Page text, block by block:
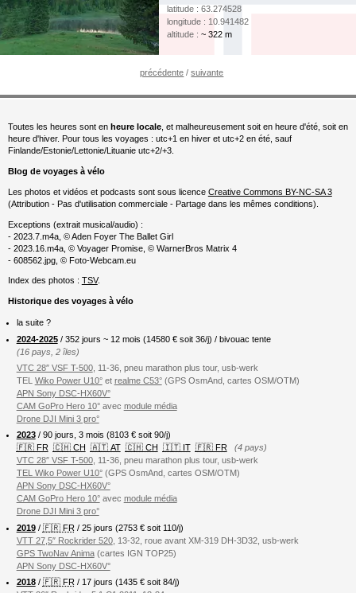
latitude : 63.274528
longitude : 10.941482
altitude : ~ 322 m
précédente /suivante
Toutes les heures sont en heure locale, et malheureusement soit en heure d'été, soit en
heure d'hiver. Pour tous les voyages : utc+1 en hiver et utc+2 en été, sauf
Finlande/Estonie/Lettonie/Lituanie utc+2/+3.
Blog de voyages à vélo
Les photos et vidéos et podcasts sont sous licence Creative Commons BY-NC-SA 3
(Attribution - Pas d'utilisation commerciale - Partage dans les mêmes conditions).
Exceptions (extrait musical/audio) :
- 2023.7.m4a, © Aden Foyer The Ballet Girl
- 2023.16.m4a, © Voyager Promise, © WarnerBros Matrix 4
- 608562.jpg, © Foto-Webcam.eu
Index des photos : TSV.
Historique des voyages à vélo
la suite ?
2024-2025/ 352 jours ~ 12 mois (14580€ soit 36/j) / bivouac tente
(16 pays, 2 îles)
VTC 28″ VSF T-500, 11-36, pneu marathon plus tour, usb-werk
TEL Wiko Power U10°et realme C53°(GPS OsmAnd, cartes OSM/OTM)
APN Sony DSC-HX60V°
CAM GoPro Hero 10°avec module média
Drone DJI Mini 3 pro°
2023/ 90 jours, 3 mois (8103 € soit 90/j)
🇫🇷 FR 🇨🇭 CH 🇦🇹 AT 🇨🇭 CH 🇮🇹 IT 🇫🇷 FR
(4 pays)
VTC 28″ VSF T-500, 11-36, pneu marathon plus tour, usb-werk
TEL Wiko Power U10°(GPS OsmAnd, cartes OSM/OTM)
APN Sony DSC-HX60V°
CAM GoPro Hero 10°avec module média
Drone DJI Mini 3 pro°
2019/ 🇫🇷 FR / 25 jours (2753 € soit 110/j)
VTT 27,5″ Rockrider 520, 13-32, roue avant XM-319 DH-3D32, usb-werk
GPS TwoNav Anima(cartes IGN TOP25)
APN Sony DSC-HX60V°
2018/ 🇫🇷 FR / 17 jours (1435 € soit 84/j)